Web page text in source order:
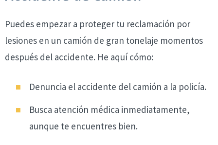
Puedes empezar a proteger tu reclamación por
lesiones en un camión de gran tonelaje momentos
después del accidente. He aquí cómo:
Denuncia el accidente del camión a la policía.
Busca atención médica inmediatamente,
aunque te encuentres bien.